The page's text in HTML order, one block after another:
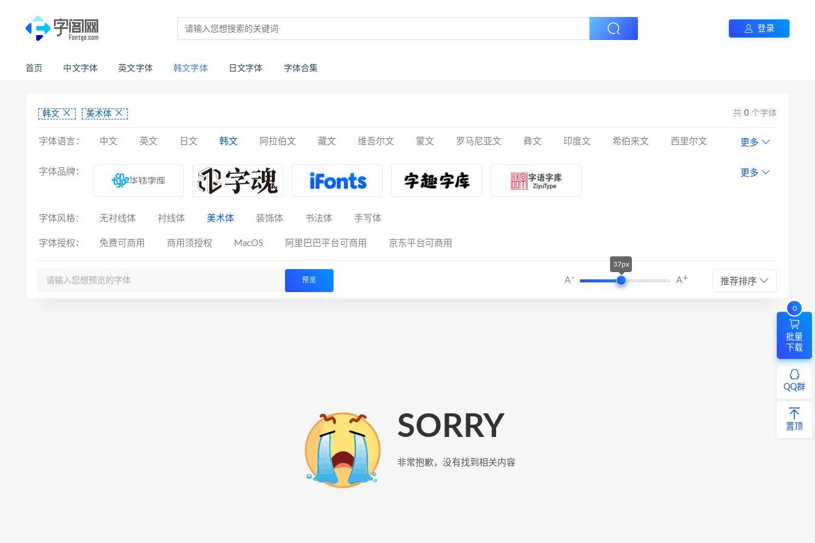
登录
首页 中文字体 英文字体 韩文字体 日文字体 字体合集
韩文 美术体 共 0 个字体
字体语言： 中文 英文 日文 韩文 阿拉伯文 藏文 维吾尔文 蒙文 罗马尼亚文 彝文 印度文 希伯来文 西里尔文 更多
字体品牌： 更多
字体风格： 无衬线体 衬线体 美术体 装饰体 书法体 手写体
字体授权： 免费可商用 商用须授权 MacOS 阿里巴巴平台可商用 京东平台可商用
预览 A-
37px
A+ 推荐排序
SORRY
非常抱歉，没有找到相关内容
批量
下载
0
QQ群
置顶